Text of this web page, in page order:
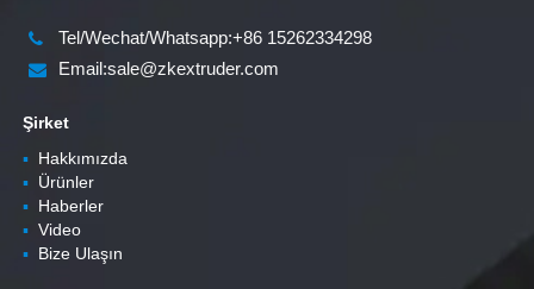
Tel/Wechat/Whatsapp:+86 15262334298
Email:sale@zkextruder.com
Şirket
▪Hakkımızda
▪Ürünler
▪Haberler
▪Video
▪Bize Ulaşın